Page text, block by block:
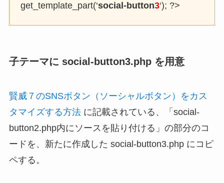
get_template_part(‘social-button3‘); ?>
子テーマに social-button3.php を用意
賢威７のSNSボタン（ソーシャルボタン）をカス
タマイズする方法に記載されている、「social-
button2.php内にソースを貼り付ける」の部分のコ
ードを、新たに作成した social-button3.php にコピ
ペする。